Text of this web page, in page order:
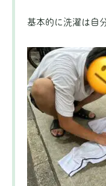
基本的に洗濯は自